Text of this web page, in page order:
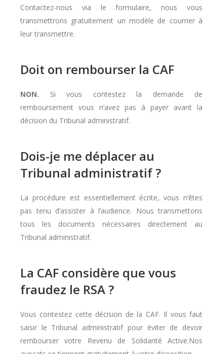
Contactez-nous via le formulaire, nous vous
transmettrons gratuitement un modèle de courrier à
leur transmettre.
Doit on rembourser la CAF
NON. Si vous contestez la demande de
remboursement vous n’avez pas à payer avant la
décision du Tribunal administratif.
Dois-je me déplacer au
Tribunal administratif ?
La procédure est essentiellement écrite, vous n’êtes
pas tenu d’assister à l’audience. Nous transmettons
tous les documents nécessaires directement au
Tribunal administratif.
La CAF considère que vous
fraudez le RSA ?
Vous contestez cette décision de la CAF. Il vous faut
saisir le Tribunal administratif pour éviter de devoir
rembourser votre Revenu de Solidarité Active.Nos